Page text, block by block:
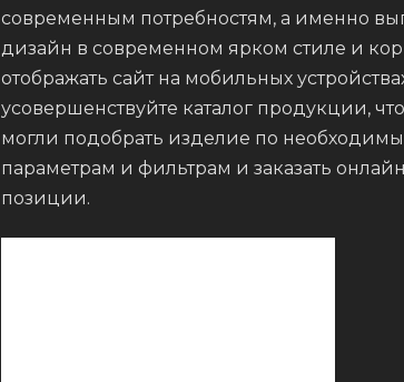
современным потребностям, а именно
дизайн в современном ярком стиле и
отображать сайт на мобильных
усовершенствуйте каталог продукции,
могли подобрать изделие по
параметрам и фильтрам и заказать
позиции.